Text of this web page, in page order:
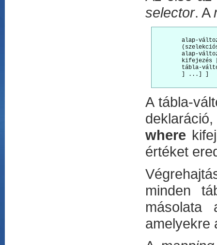
selector. A
alap-
alap-
kifejezés
tábla-
        ] ...] ]
A tábla-
where
értéket
minden
másolata
amelyekre